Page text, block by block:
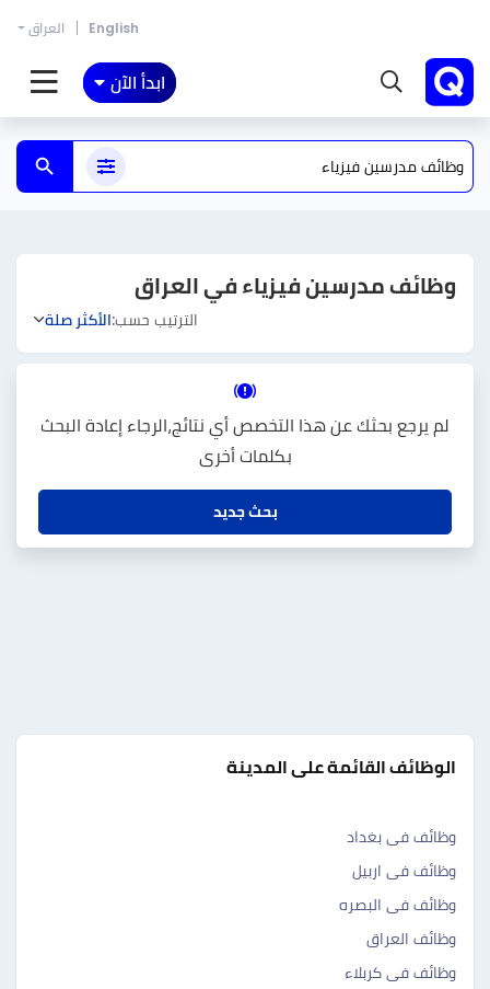
English العراق
ابدأ الآن
وظائف مدرسين فيزياء في العراق
الترتيب حسب:الأكثر صلة
لم يرجع بحثك عن هذا التخصص أي نتائج،الرجاء إعادة البحث
بكلمات أخرى
بحث جديد
الوظائف القائمة على المدينة
وظائف فى بغداد
وظائف فى اربيل
وظائف فى البصره
وظائف العراق
وظائف فى كربلاء